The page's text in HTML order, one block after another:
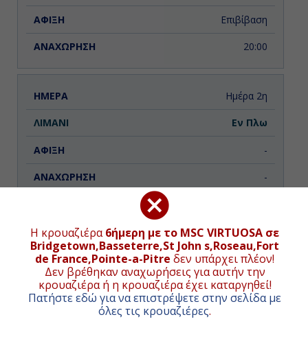
Η κρουαζιέρα6ήμερη με το MSC VIRTUOSA σε
Bridgetown,Basseterre,St John s,Roseau,Fort
de France,Pointe-a-Pitre δεν υπάρχει πλέον!
Δεν βρέθηκαν αναχωρήσεις για αυτήν την
κρουαζιέρα ή η κρουαζιέρα έχει καταργηθεί!
Πατήστε εδώ για να επιστρέψετε στην σελίδα με
όλες τις κρουαζιέρες.
Επιβίβαση
20:00
Ημέρα 2η
Εν Πλω
-
-
Ημέρα 3η
Σαιντ Κιτς, Άγιος Χριστόφορος και
Νέβις
08:00
ΧΑΡΤΗΣ ΚΡΟΥΑΖΙΕΡΑΣ
+